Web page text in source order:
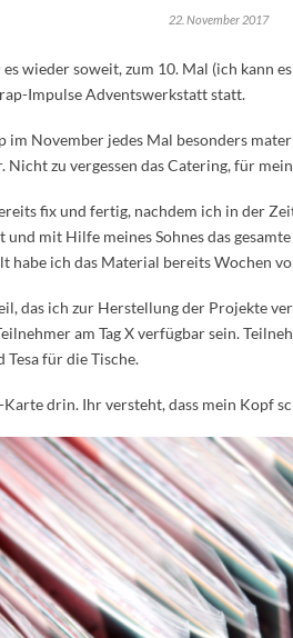
22. November 2017
wieder soweit, zum 10. Mal (ich kann
Impulse Adventswerkstatt statt.
im November jedes Mal besonders
zu vergessen das Catering, für
fix und fertig, nachdem ich in der
und mit Hilfe meines Sohnes das
habe ich das Material bereits Wochen
das ich zur Herstellung der Projekte
am Tag X verfügbar sein.
für die Tische.
Karte drin. Ihr versteht, dass mein Kopf